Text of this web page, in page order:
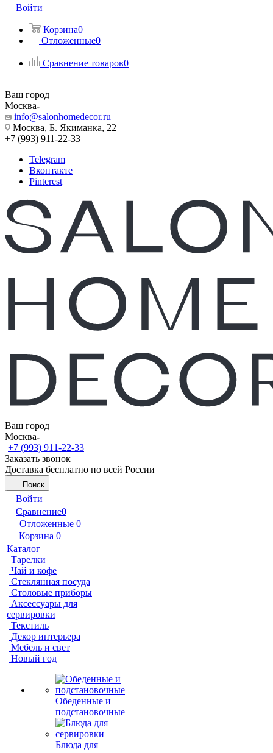
Войти
Корзина0
Отложенные0
Сравнение товаров0
Ваш город
Москва
info@salonhomedecor.ru
Москва, Б. Якиманка, 22
+7 (993) 911-22-33
Telegram
Вконтакте
Pinterest
Ваш город
Москва
+7 (993) 911-22-33
Заказать звонок
Доставка бесплатно по всей России
Поиск
Войти
Сравнение0
Отложенные 0
Корзина 0
Каталог
Тарелки
Чай и кофе
Стеклянная посуда
Столовые приборы
Аксессуары для
сервировки
Текстиль
Декор интерьера
Мебель и свет
Новый год
Обеденные и
подстановочные
Блюда для